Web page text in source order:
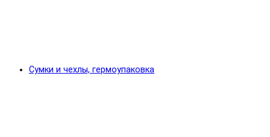
Сумки и чехлы, гермоупаковка